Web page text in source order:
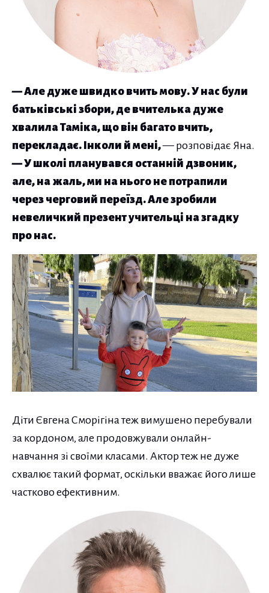
— Але дуже швидко вчить мову. У нас були
батьківські збори, де вчителька дуже
хвалила Таміка, що він багато вчить,
перекладає. Інколи й мені,— розповідає Яна.
— У школі планувався останній дзвоник,
але, на жаль, ми на нього не потрапили
через черговий переїзд. Але зробили
невеличкий презент учительці на згадку
про нас.
Діти Євгена Сморігіна теж вимушено перебували
за кордоном, але продовжували онлайн-
навчання зі своїми класами. Актор теж не дуже
схвалює такий формат, оскільки вважає його лише
частково ефективним.